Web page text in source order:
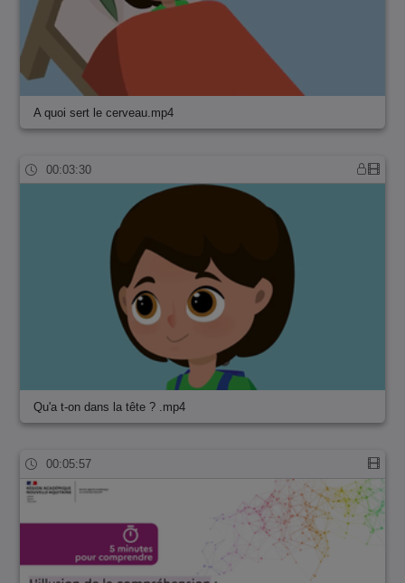
A quoi sert le cerveau.mp4
00:03:30
Qu'a t-on dans la tête ? .mp4
00:05:57